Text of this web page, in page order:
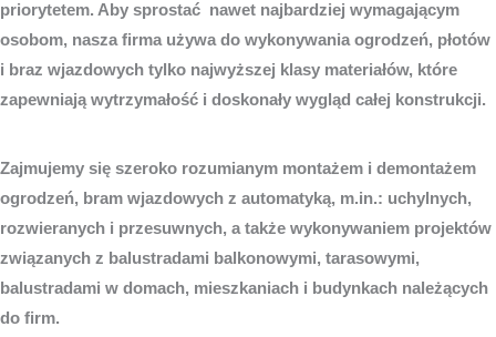
priorytetem. Aby sprostać nawet najbardziej wymagającym
osobom, nasza firma używa do wykonywania ogrodzeń, płotów
i braz wjazdowych tylko najwyższej klasy materiałów, które
zapewniają wytrzymałość i doskonały wygląd całej konstrukcji.
Zajmujemy się szeroko rozumianym montażem i demontażem
ogrodzeń, bram wjazdowych z automatyką, m.in.: uchylnych,
rozwieranych i przesuwnych, a także wykonywaniem projektów
związanych z balustradami balkonowymi, tarasowymi,
balustradami w domach, mieszkaniach i budynkach należących
do firm.